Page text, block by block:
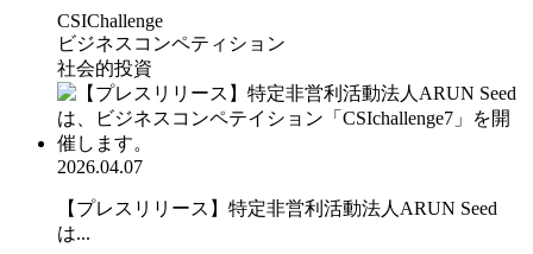
CSIChallenge
ビジネスコンペティション
社会的投資
2026.04.07
【プレスリリース】特定非営利活動法人ARUN Seed
は...